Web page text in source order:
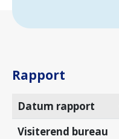
Rapport
Datum rapport
Visiterend bureau